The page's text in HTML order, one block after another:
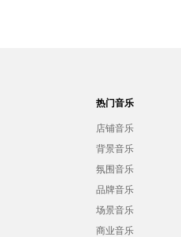
热门音乐
店铺音乐
背景音乐
氛围音乐
品牌音乐
场景音乐
商业音乐